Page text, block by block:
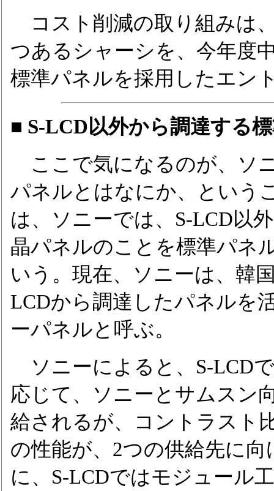
コスト削減の取り組みは
つあるシャーシを、今年度
標準パネルを採用したエン
■ S-LCD以外から調達する
ここで気になるのが、ソ
パネルとはなにか、という
は、ソニーでは、S-LCD以
晶パネルのことを標準パネ
いう。現在、ソニーは、韓
LCDから調達したパネルを
ーパネルと呼ぶ。
ソニーによると、S-LCD
応じて、ソニーとサムスン
給されるが、コントラスト
の性能が、2つの供給先に
に、S-LCDではモジュール